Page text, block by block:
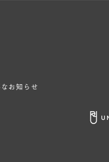
お知らせ